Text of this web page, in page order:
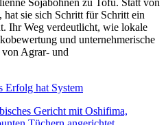
Sojabohnen zu Tofu. Statt von
hat sie sich Schritt für Schritt ein
Ihr Weg verdeutlicht, wie lokale
und unternehmerische
Agrar- und
Erfolg hat System